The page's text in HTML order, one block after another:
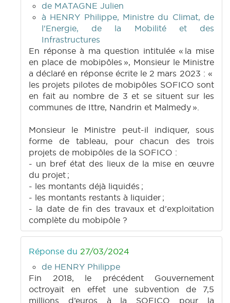
de MATAGNE Julien
à HENRY Philippe, Ministre du Climat, de
l'Energie, de la Mobilité et des
Infrastructures
En réponse à ma question intitulée « la mise
en place de mobipôles », Monsieur le Ministre
a déclaré en réponse écrite le 2 mars 2023 : «
les projets pilotes de mobipôles SOFICO sont
en fait au nombre de 3 et se situent sur les
communes de Ittre, Nandrin et Malmedy ».
Monsieur le Ministre peut-il indiquer, sous
forme de tableau, pour chacun des trois
projets de mobipôles de la SOFICO :
- un bref état des lieux de la mise en œuvre
du projet ;
- les montants déjà liquidés ;
- les montants restants à liquider ;
- la date de fin des travaux et d'exploitation
complète du mobipôle ?
Réponse du 27/03/2024
de HENRY Philippe
Fin 2018, le précédent Gouvernement
octroyait en effet une subvention de 7,5
millions d’euros à la SOFICO pour la